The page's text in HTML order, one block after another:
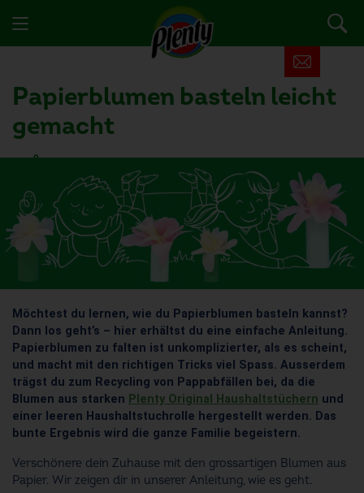
Papierblumen basteln leicht
gemacht
6 Nutzer fanden diesen Artikel hilfreich
Möchtest du lernen, wie du Papierblumen basteln kannst?
Dann los geht’s – hier erhältst du eine einfache Anleitung.
Papierblumen zu falten ist unkomplizierter, als es scheint,
und macht mit den richtigen Tricks viel Spass. Ausserdem
trägst du zum Recycling von Pappabfällen bei, da die
Blumen aus starken Plenty Original Haushaltstüchern und
einer leeren Haushaltstuchrolle hergestellt werden. Das
bunte Ergebnis wird die ganze Familie begeistern.
Verschönere dein Zuhause mit den grossartigen Blumen aus
Papier. Wir zeigen dir in unserer Anleitung, wie es geht.